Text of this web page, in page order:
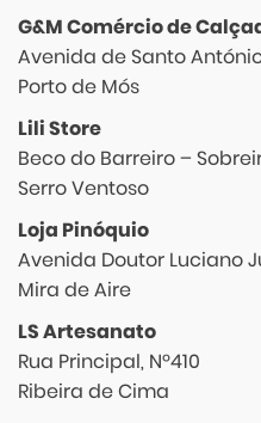
G&M Comércio de
Avenida de Santo
Porto de Mós
Lili Store
Beco do Barreiro –
Serro Ventoso
Loja Pinóquio
Avenida Doutor Luciano
Mira de Aire
LS Artesanato
Rua Principal, Nº410
Ribeira de Cima